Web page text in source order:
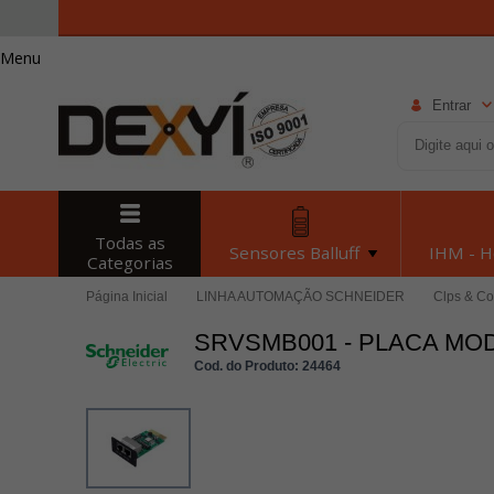
Menu
Entrar
Todas as
Categorias
Sensores Balluff IHM -
Página Inicial LINHA AUTOMAÇÃO SCHNEIDER Clps &
SRVSMB001 - PLACA
Cod. do Produto: 24464